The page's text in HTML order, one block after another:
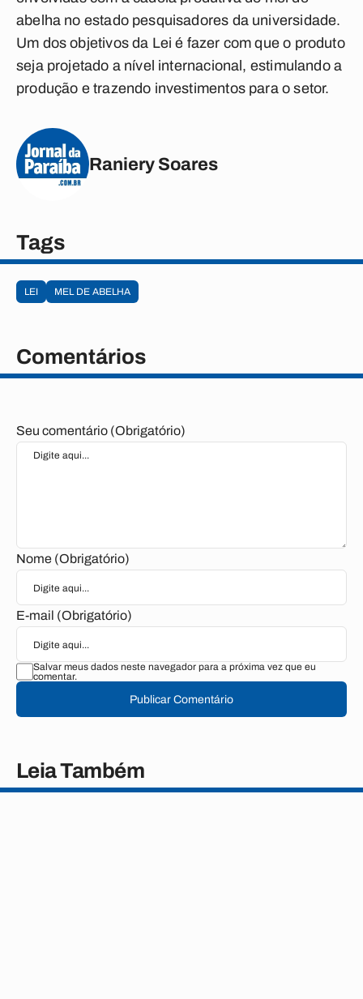
abelha no estado pesquisadores da universidade.
Um dos objetivos da Lei é fazer com que o produto
seja projetado a nível internacional, estimulando a
produção e trazendo investimentos para o setor.
Raniery Soares
Tags
LEI MEL DE ABELHA
Comentários
Seu comentário (Obrigatório)
Nome (Obrigatório)
E-mail (Obrigatório)
Salvar meus dados neste navegador para a próxima vez que eu
comentar.
Publicar Comentário
Leia Também